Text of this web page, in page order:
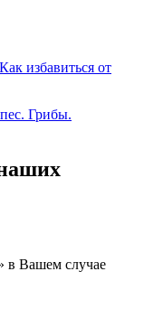
избавиться от
Грибы.
в Вашем случае